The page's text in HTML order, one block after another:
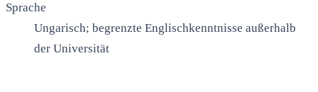
Sprache
Ungarisch; begrenzte Englischkenntnisse außerhalb
der Universität